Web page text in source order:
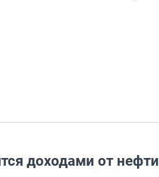
доходами от нефти